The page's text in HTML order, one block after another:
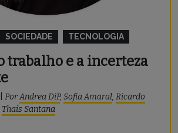
SOCIEDADE TECNOLOGIA
trabalho e a incerteza
PorAndrea DiP, Sofia Amaral, Ricardo
Thaís Santana